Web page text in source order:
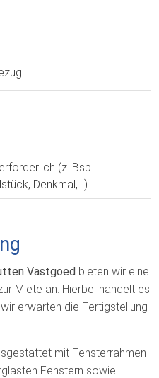
(z. Bsp.
Denkmal,…)
Vastgoed bieten wir eine
Miete an. Hierbei handelt es
erwarten die Fertigstellung
mit Fensterrahmen
Fenstern sowie